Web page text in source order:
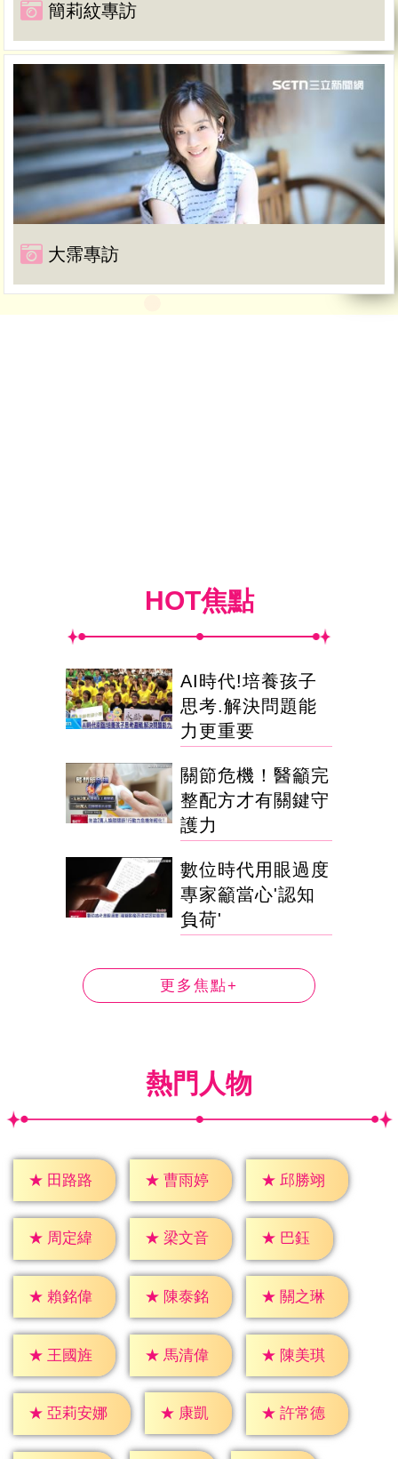
簡莉紋專訪
大霈專訪
HOT焦點
AI時代!培養孩子
思考.解決問題能
力更重要
關節危機！醫籲完
整配方才有關鍵守
護力
數位時代用眼過度
專家籲當心'認知
負荷'
更多焦點+
熱門人物
★ 田路路 ★ 曹雨婷 ★ 邱勝翊
★ 周定緯 ★ 梁文音 ★ 巴鈺
★ 賴銘偉 ★ 陳泰銘 ★ 關之琳
★ 王國旌 ★ 馬清偉 ★ 陳美琪
★ 亞莉安娜 ★ 康凱 ★ 許常德